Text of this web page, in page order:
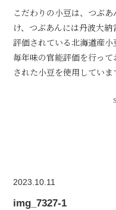
こだわりの小豆は、つぶ
け、つぶあんには丹波大
評価されている北海道産
毎年味の官能評価を行っ
された小豆を使用していま
2023.10.11
img_7327-1